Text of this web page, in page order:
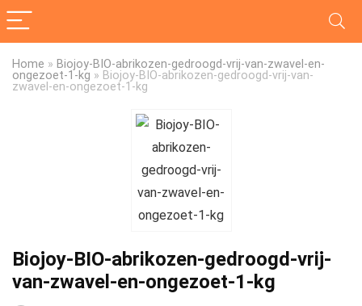
Home » Biojoy-BIO-abrikozen-gedroogd-vrij-van-zwavel-en-
ongezoet-1-kg » Biojoy-BIO-abrikozen-gedroogd-vrij-van-
zwavel-en-ongezoet-1-kg
Biojoy-BIO-abrikozen-gedroogd-vrij-
van-zwavel-en-ongezoet-1-kg